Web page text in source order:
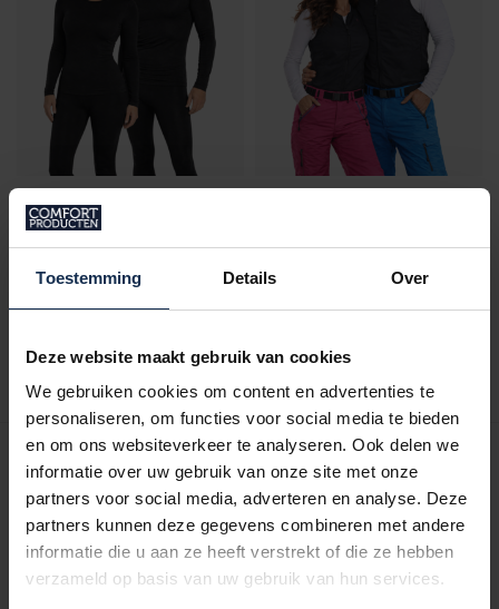
Toestemming Details Over
Deze website maakt gebruik van cookies
We gebruiken cookies om content en advertenties te
personaliseren, om functies voor social media te bieden
en om ons websiteverkeer te analyseren. Ook delen we
informatie over uw gebruik van onze site met onze
partners voor social media, adverteren en analyse. Deze
partners kunnen deze gegevens combineren met andere
informatie die u aan ze heeft verstrekt of die ze hebben
verzameld op basis van uw gebruik van hun services.
ENSEMBLE
CHAUFFANT T-SHIRT &
PANTALON - DUAL
HEATING | USB
En stock
BANQUE
D'ALIMENTATION - USB
En stock
Affiche 1-8de 8